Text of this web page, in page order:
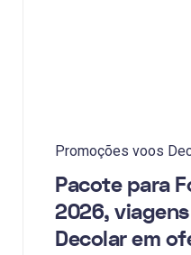
Promoções voos
Pacote para
2026, viagens
Decolar em